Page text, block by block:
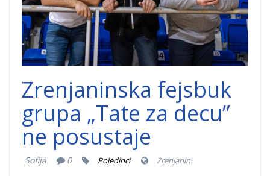
Zrenjaninska fejsbuk
grupa „Tate za decu”
ne posustaje
Sofija 0 Pojedinci Zrenjanin